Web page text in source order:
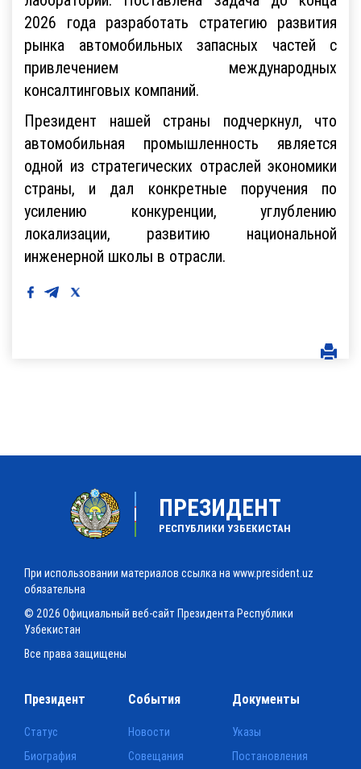
2026 года разработать стратегию развития
рынка автомобильных запасных частей с
привлечением международных
консалтинговых компаний.
Президент нашей страны подчеркнул, что
автомобильная промышленность является
одной из стратегических отраслей экономики
страны, и дал конкретные поручения по
усилению конкуренции, углублению
локализации, развитию национальной
инженерной школы в отрасли.
ПРЕЗИДЕНТ
РЕСПУБЛИКИ УЗБЕКИСТАН
При использовании материалов ссылка на www.president.uz
обязательна
© 2026 Официальный веб-сайт Президента Республики
Узбекистан
Все права защищены
Президент
Статус
Биография
События
Новости
Совещания
Документы
Указы
Постановления